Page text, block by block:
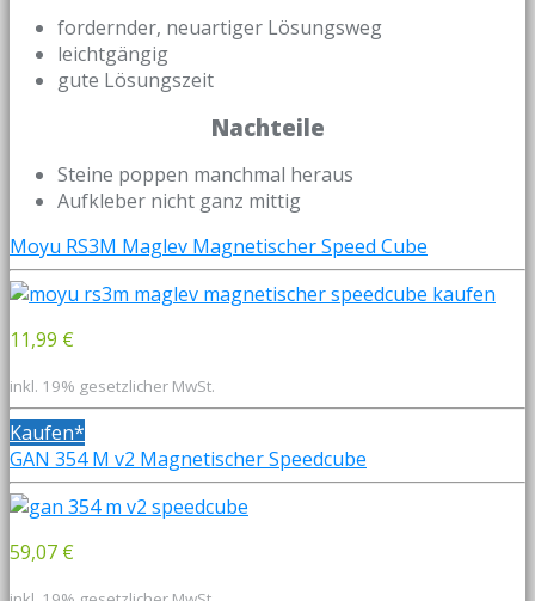
fordernder, neuartiger Lösungsweg
leichtgängig
gute Lösungszeit
Nachteile
Steine poppen manchmal heraus
Aufkleber nicht ganz mittig
Moyu RS3M Maglev Magnetischer Speed Cube
11,99 €
inkl. 19% gesetzlicher MwSt.
Kaufen*
GAN 354 M v2 Magnetischer Speedcube
59,07 €